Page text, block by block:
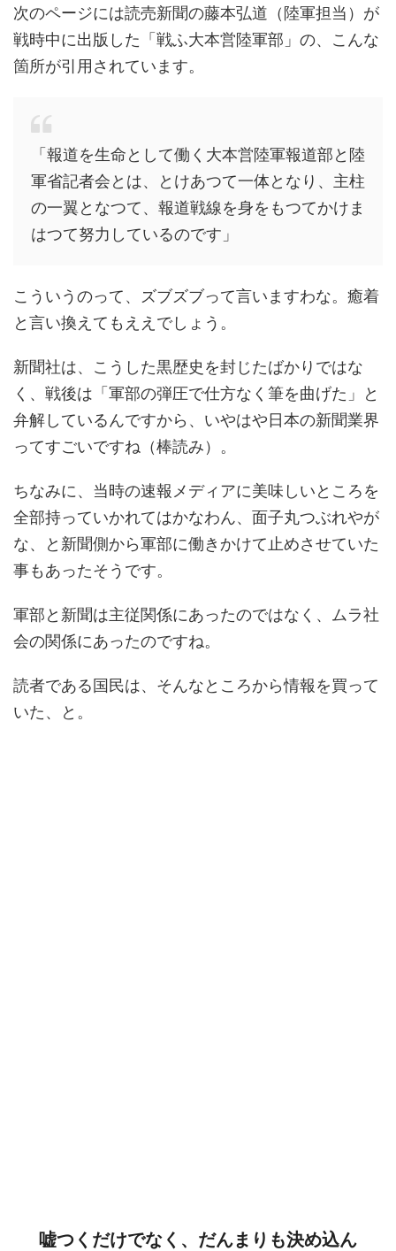
次のページには読売新聞の藤本弘道（陸軍担当）が
戦時中に出版した「戦ふ大本営陸軍部」の、こんな
箇所が引用されています。
「報道を生命として働く大本営陸軍報道部と陸
軍省記者会とは、とけあつて一体となり、主柱
の一翼となつて、報道戦線を身をもつてかけま
はつて努力しているのです」
こういうのって、ズブズブって言いますわな。癒着
と言い換えてもええでしょう。
新聞社は、こうした黒歴史を封じたばかりではな
く、戦後は「軍部の弾圧で仕方なく筆を曲げた」と
弁解しているんですから、いやはや日本の新聞業界
ってすごいですね（棒読み）。
ちなみに、当時の速報メディアに美味しいところを
全部持っていかれてはかなわん、面子丸つぶれやが
な、と新聞側から軍部に働きかけて止めさせていた
事もあったそうです。
軍部と新聞は主従関係にあったのではなく、ムラ社
会の関係にあったのですね。
読者である国民は、そんなところから情報を買って
いた、と。
嘘つくだけでなく、だんまりも決め込ん